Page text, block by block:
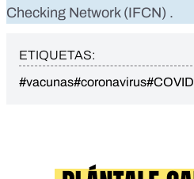
Checking Network (IFCN) .
ETIQUETAS:
#vacunas#coronavirus